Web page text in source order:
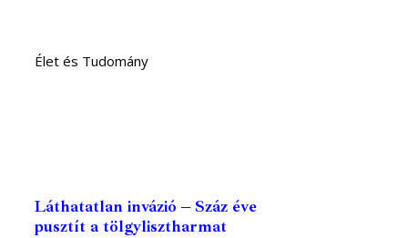
Élet és Tudomány
Láthatatlan invázió – Száz éve
pusztít a tölgylisztharmat